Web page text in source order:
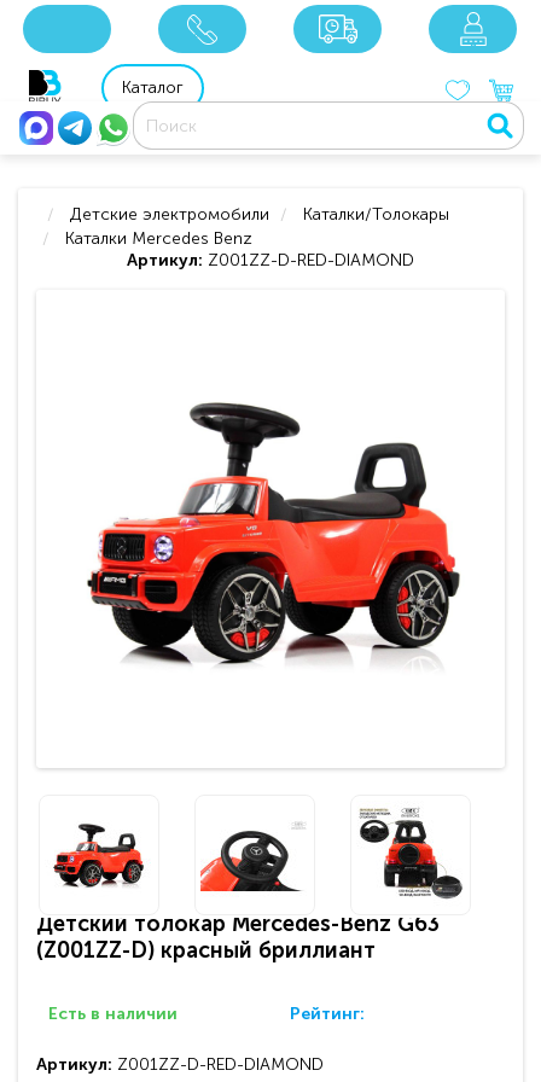
8 800 201 92 06
Каталог
Детские электромобили
Каталки/Толокары
Каталки Mercedes Benz
Артикул: Z001ZZ-D-RED-DIAMOND
Детский толокар Mercedes-Benz G63
(Z001ZZ-D) красный бриллиант
Есть в наличии Рейтинг:
Артикул: Z001ZZ-D-RED-DIAMOND
xxx